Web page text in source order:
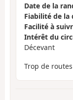
Date de la
Fiabilité de la
Facilité à
Intérêt du
Décevant
Trop de routes